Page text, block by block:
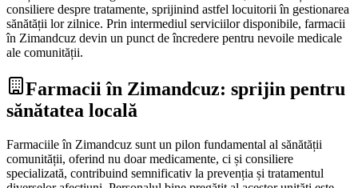
consiliere despre tratamente, sprijinind astfel locuitorii în gestionarea
sănătății lor zilnice. Prin intermediul serviciilor disponibile, farmacii
în Zimandcuz devin un punct de încredere pentru nevoile medicale
ale comunității.
Farmacii în Zimandcuz: sprijin pentru
sănătatea locală
Farmaciile în Zimandcuz sunt un pilon fundamental al sănătății
comunității, oferind nu doar medicamente, ci și consiliere
specializată, contribuind semnificativ la prevenția și tratamentul